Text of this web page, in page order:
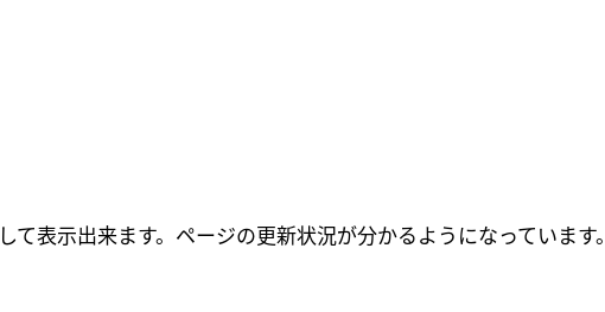
表示出来ます。ページの更新状況が分かるようになっています。